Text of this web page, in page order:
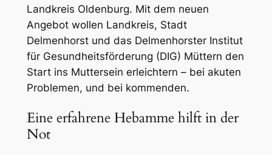
Landkreis Oldenburg. Mit dem neuen
Angebot wollen Landkreis, Stadt
Delmenhorst und das Delmenhorster Institut
für Gesundheitsförderung (DIG) Müttern den
Start ins Muttersein erleichtern – bei akuten
Problemen, und bei kommenden.
Eine erfahrene Hebamme hilft in der
Not